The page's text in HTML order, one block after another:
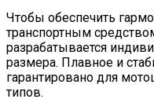
Чтобы обеспечить
транспортным
разрабатывается
размера. Плавное и
гарантировано для
типов.